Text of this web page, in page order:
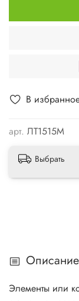
В
арт. ЛТ1515М
Выбрать
Описание
Элементы или